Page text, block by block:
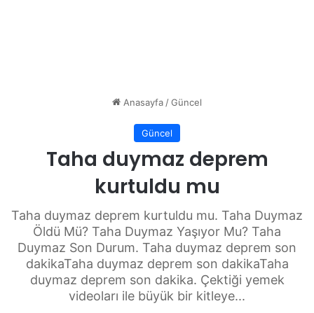
Anasayfa/Güncel
Güncel
Taha duymaz deprem
kurtuldu mu
Taha duymaz deprem kurtuldu mu. Taha Duymaz
Öldü Mü? Taha Duymaz Yaşıyor Mu? Taha
Duymaz Son Durum. Taha duymaz deprem son
dakikaTaha duymaz deprem son dakikaTaha
duymaz deprem son dakika. Çektiği yemek
videoları ile büyük bir kitleye...